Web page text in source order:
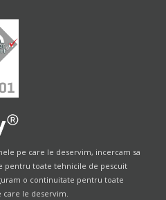
pe care le deservim, incercam sa
pentru toate tehnicile de pescuit
o continuitate pentru toate
care le deservim.